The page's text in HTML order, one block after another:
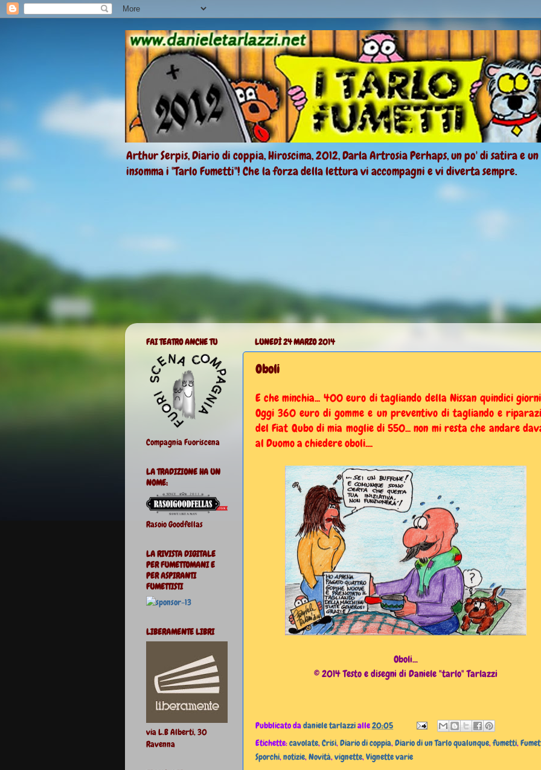
Arthur Serpis, Diario di coppia, Hiroscima, 2012, Darla Artrosia Perhaps, un po' di satira e
insomma i "Tarlo Fumetti"! Che la forza della lettura vi accompagni e vi diverta sempre.
LUNEDÌ 24 MARZO 2014
Oboli
E che minchia... 400 euro di tagliando della Nissan quindici
Oggi 360 euro di gomme e un preventivo di tagliando e
del Fiat Qubo di mia moglie di 550... non mi resta che andare
al Duomo a chiedere oboli....
Oboli...
© 2014 Testo e disegni di Daniele "tarlo" Tarlazzi
Pubblicato dadaniele tarlazzialle20:05
Etichette:cavolate,Crisi,Diario di coppia,Diario di un Tarlo qualunque,fumetti,
Sporchi,notizie,Novità,vignette,Vignette varie
FAI TEATRO ANCHE TU
Compagnia Fuoriscena
LA TRADIZIONE HA UN
NOME:
Rasoio Goodfellas
LA RIVISTA DIGITALE
PER FUMETTOMANI E
PER ASPIRANTI
FUMETTISTI
LIBERAMENTE LIBRI
via L.B Alberti, 30
Ravenna